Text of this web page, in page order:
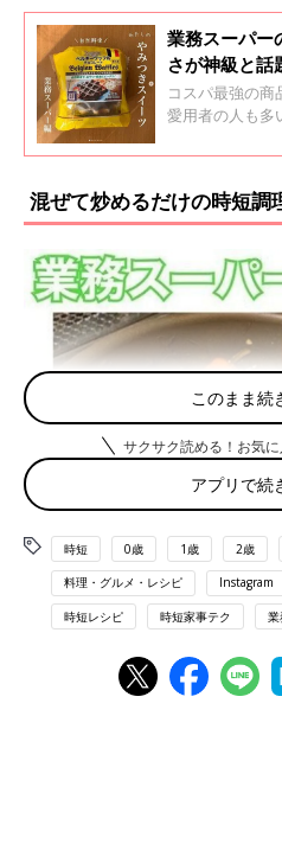
業務スーパー
さが神級と話
コスパ最強の商
愛用者の人も多
タから集めてみ
すよ！ぜひ最後
混ぜて炒めるだけの時短調
このまま続
サクサク読める！お気
アプリで続
時短 0歳 1歳 2歳
料理・グルメ・レシピ Instagram
時短レシピ 時短家事テク 業